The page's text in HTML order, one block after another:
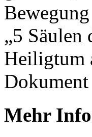
„5 Säulen
Heiligtum
Mehr